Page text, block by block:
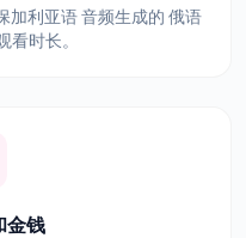
加利亚语 音频生成的 俄语
看时长。
金钱